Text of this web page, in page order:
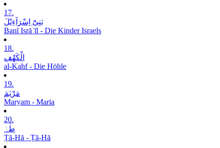
17.
بَنِیْٓ اِسْرَآءِیْلَ
Banī Isrāʾīl - Die Kinder Israels
18.
الْکَھْفِ
al-Kahf - Die Höhle
19.
مَرْیَمَ
Maryam - Maria
20.
طٰہٰ
Ṭā-Hā - Ṭā-Hā